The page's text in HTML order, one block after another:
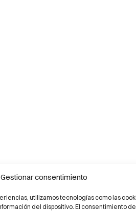
Gestionar consentimiento
utilizamos tecnologías como las
del dispositivo. El consentimiento